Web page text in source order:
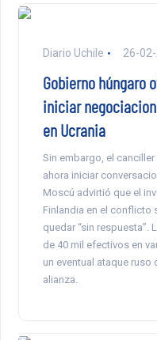
Diario Uchile 26-
Gobierno húngaro
iniciar
en Ucrania
Sin embargo, el
ahora iniciar
Moscú advirtió que el
Finlandia en el conflicto
quedar “sin respuesta”.
de 40 mil efectivos en
un eventual ataque
alianza.